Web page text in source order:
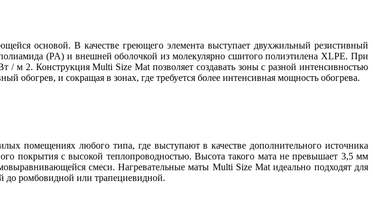
основой. В качестве греющего элемента выступает двухжильный резистивный
(PA) и внешней оболочкой из молекулярно сшитого полиэтилена XLPE. При
/ м 2. Конструкция Multi Size Mat позволяет создавать зоны с разной интенсивностью
обогрев, и сокращая в зонах, где требуется более интенсивная мощность обогрева.
помещениях любого типа, где выступают в качестве дополнительного источника
покрытия с высокой теплопроводностью. Высота такого мата не превышает 3,5 мм
смеси. Нагревательные маты Multi Size Mat идеально подходят для
до ромбовидной или трапециевидной.